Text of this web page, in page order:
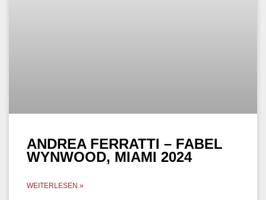
ANDREA FERRATTI – FABEL
WYNWOOD, MIAMI 2024
WEITERLESEN »